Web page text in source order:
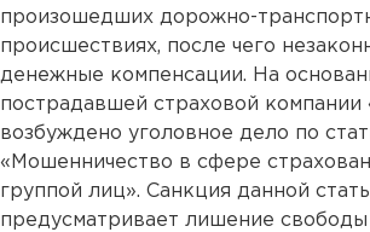
произошедших дорожно-
происшествиях, после чего
денежные компенсации. На
пострадавшей страховой
возбуждено уголовное дело по
«Мошенничество в сфере
группой лиц». Санкция данной
предусматривает лишение